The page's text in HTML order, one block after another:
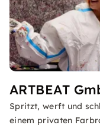
ARTBEAT
Spritzt, werft und
einem privaten